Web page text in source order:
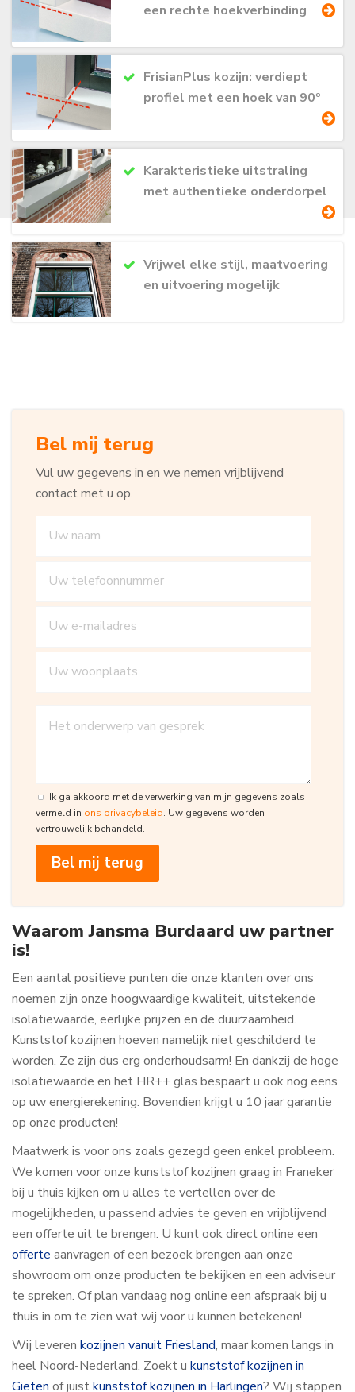
een rechte hoekverbinding
FrisianPlus kozijn: verdiept
profiel met een hoek van 90º
Karakteristieke uitstraling
met authentieke onderdorpel
Vrijwel elke stijl, maatvoering
en uitvoering mogelijk
Bel mij terug
Vul uw gegevens in en we nemen vrijblijvend
contact met u op.
Ik ga akkoord met de verwerking van mijn gegevens zoals
vermeld in ons privacybeleid. Uw gegevens worden
vertrouwelijk behandeld.
Waarom Jansma Burdaard uw partner
is!
Een aantal positieve punten die onze klanten over ons
noemen zijn onze hoogwaardige kwaliteit, uitstekende
isolatiewaarde, eerlijke prijzen en de duurzaamheid.
Kunststof kozijnen hoeven namelijk niet geschilderd te
worden. Ze zijn dus erg onderhoudsarm! En dankzij de hoge
isolatiewaarde en het HR++ glas bespaart u ook nog eens
op uw energierekening. Bovendien krijgt u 10 jaar garantie
op onze producten!
Maatwerk is voor ons zoals gezegd geen enkel probleem.
We komen voor onze kunststof kozijnen graag in Franeker
bij u thuis kijken om u alles te vertellen over de
mogelijkheden, u passend advies te geven en vrijblijvend
een offerte uit te brengen. U kunt ook direct online een
offerte aanvragen of een bezoek brengen aan onze
showroom om onze producten te bekijken en een adviseur
te spreken. Of plan vandaag nog online een afspraak bij u
thuis in om te zien wat wij voor u kunnen betekenen!
Wij leveren kozijnen vanuit Friesland, maar komen langs in
heel Noord-Nederland. Zoekt u kunststof kozijnen in
Gieten of juistkunststof kozijnen in Harlingen? Wij stappen